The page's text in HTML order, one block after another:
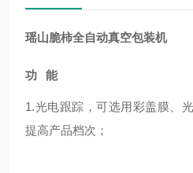
瑶山脆柿全自动真空包装机
功 能
1.光电跟踪，可选用彩盖膜、
提高产品档次；